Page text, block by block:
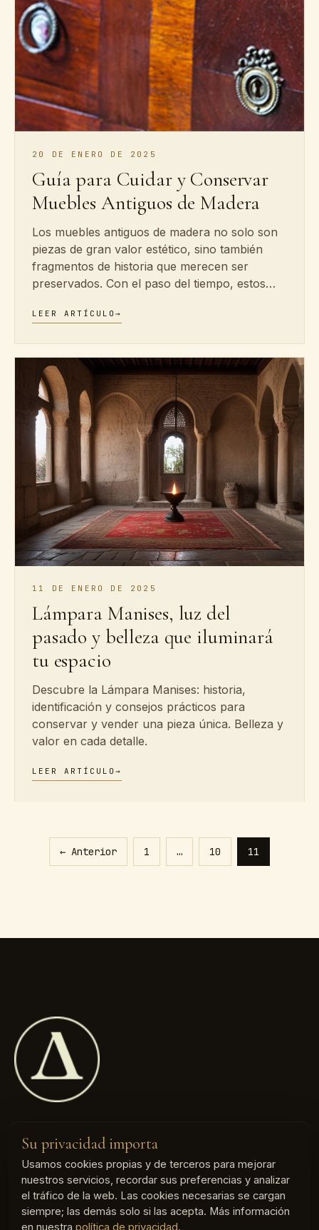
20 DE ENERO DE 2025
Guía para Cuidar y Conservar
Muebles Antiguos de Madera
Los muebles antiguos de madera no solo son
piezas de gran valor estético, sino también
fragmentos de historia que merecen ser
preservados. Con el paso del tiempo, estos…
LEER ARTÍCULO →
11 DE ENERO DE 2025
Lámpara Manises, luz del
pasado y belleza que iluminará
tu espacio
Descubre la Lámpara Manises: historia,
identificación y consejos prácticos para
conservar y vender una pieza única. Belleza y
valor en cada detalle.
LEER ARTÍCULO →
Paginación
de
← Anterior 1 … 10 11
De lunes a viernes, de 10 a 14 y de 17 a 20 h
Sábado y domingo, cerrado
VISÍTENOS
Carrer dels Madrazo, 145
Su privacidad importa
Usamos cookies propias y de terceros para mejorar
nuestros servicios, recordar sus preferencias y analizar
el tráfico de la web. Las cookies necesarias se cargan
siempre; las demás solo si las acepta. Más información
en nuestra política de privacidad.